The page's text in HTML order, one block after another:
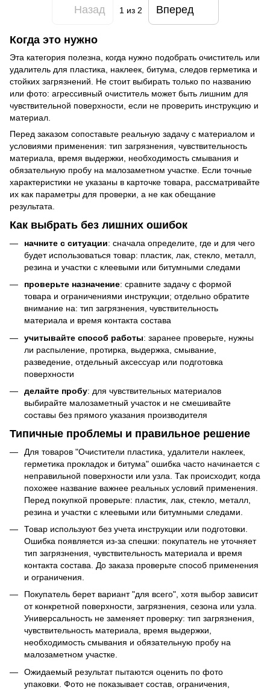
Назад 1 из 2 Вперед
Когда это нужно
Эта категория полезна, когда нужно подобрать очиститель или
удалитель для пластика, наклеек, битума, следов герметика и
стойких загрязнений. Не стоит выбирать только по названию
или фото: агрессивный очиститель может быть лишним для
чувствительной поверхности, если не проверить инструкцию и
материал.
Перед заказом сопоставьте реальную задачу с материалом и
условиями применения: тип загрязнения, чувствительность
материала, время выдержки, необходимость смывания и
обязательную пробу на малозаметном участке. Если точные
характеристики не указаны в карточке товара, рассматривайте
их как параметры для проверки, а не как обещание
результата.
Как выбрать без лишних ошибок
начните с ситуации: сначала определите, где и для чего
будет использоваться товар: пластик, лак, стекло, металл,
резина и участки с клеевыми или битумными следами
проверьте назначение: сравните задачу с формой
товара и ограничениями инструкции; отдельно обратите
внимание на: тип загрязнения, чувствительность
материала и время контакта состава
учитывайте способ работы: заранее проверьте, нужны
ли распыление, протирка, выдержка, смывание,
разведение, отдельный аксессуар или подготовка
поверхности
делайте пробу: для чувствительных материалов
выбирайте малозаметный участок и не смешивайте
составы без прямого указания производителя
Типичные проблемы и правильное решение
Для товаров "Очистители пластика, удалители наклеек,
герметика прокладок и битума" ошибка часто начинается с
неправильной поверхности или узла. Так происходит, когда
похожее название важнее реальных условий применения.
Перед покупкой проверьте: пластик, лак, стекло, металл,
резина и участки с клеевыми или битумными следами.
Товар используют без учета инструкции или подготовки.
Ошибка появляется из-за спешки: покупатель не уточняет
тип загрязнения, чувствительность материала и время
контакта состава. До заказа проверьте способ применения
и ограничения.
Покупатель берет вариант "для всего", хотя выбор зависит
от конкретной поверхности, загрязнения, сезона или узла.
Универсальность не заменяет проверку: тип загрязнения,
чувствительность материала, время выдержки,
необходимость смывания и обязательную пробу на
малозаметном участке.
Ожидаемый результат пытаются оценить по фото
упаковки. Фото не показывает состав, ограничения,